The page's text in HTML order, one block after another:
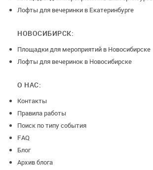
Лофты для вечеринки в Екатеринбурге
НОВОСИБИРСК:
Площадки для мероприятий в Новосибирске
Лофты для вечеринок в Новосибирске
О НАС:
Контакты
Правила работы
Поиск по типу события
FAQ
Блог
Архив блога